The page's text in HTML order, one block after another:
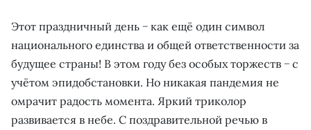
Этот праздничный день − как ещё один символ
национального единства и общей ответственности за
будущее страны! В этом году без особых торжеств − с
учётом эпидобстановки. Но никакая пандемия не
омрачит радость момента. Яркий триколор
развивается в небе. С поздравительной речью в